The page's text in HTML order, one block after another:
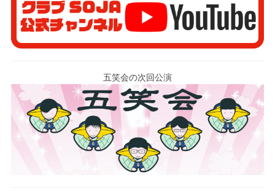
五笑会の次回公演